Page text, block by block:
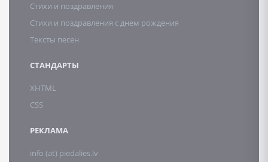
Стихи и поздравления
Стихи и поздравления с днем рождения
Тексты песен
СТАНДАРТЫ
XHTML
CSS
РЕКЛАМА
info (at) piedalies.lv